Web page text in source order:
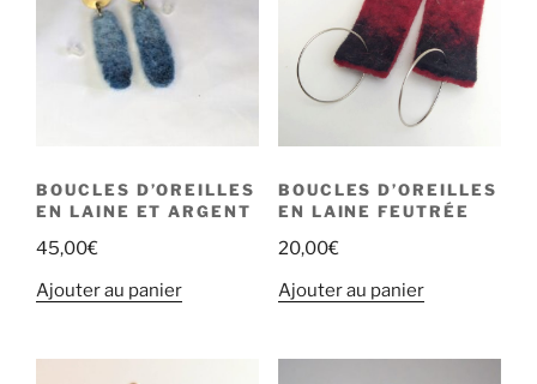
BOUCLES D’OREILLES
EN LAINE ET ARGENT
45,00€
Ajouter au panier
BOUCLES D’OREILLES
EN LAINE FEUTRÉE
20,00€
Ajouter au panier